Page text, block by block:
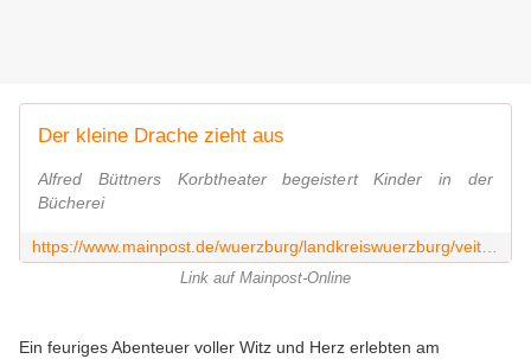
Der kleine Drache zieht aus
Alfred Büttners Korbtheater begeistert Kinder in der
Bücherei
Link auf Mainpost-Online
Ein feuriges Abenteuer voller Witz und Herz erlebten am